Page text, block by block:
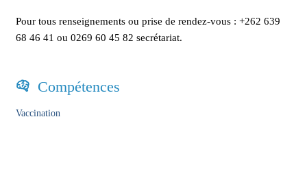
Pour tous renseignements ou prise de rendez-vous :+262 639
68 46 41 ou 0269 60 45 82 secrétariat.
Compétences
Vaccination